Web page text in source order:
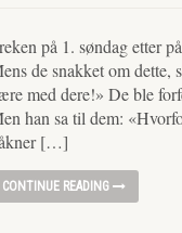
på 1. søndag etter
de snakket om dette,
med dere!» De ble
han sa til dem:
[…]
CONTINUE READING